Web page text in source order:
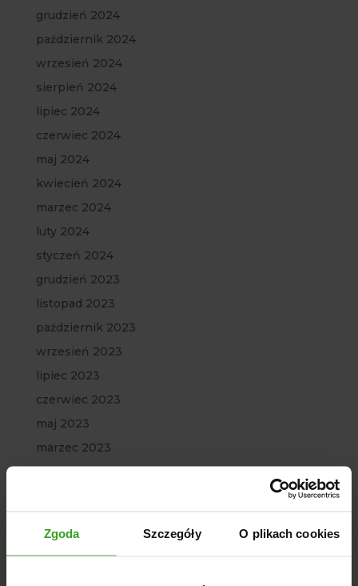
Zgoda Szczegóły O plikach cookies
grudzień 2024
październik 2024
wrzesień 2024
sierpień 2024
lipiec 2024
czerwiec 2024
maj 2024
kwiecień 2024
marzec 2024
luty 2024
styczeń 2024
grudzień 2023
listopad 2023
październik 2023
wrzesień 2023
lipiec 2023
czerwiec 2023
maj 2023
marzec 2023
luty 2023
listopad 2022